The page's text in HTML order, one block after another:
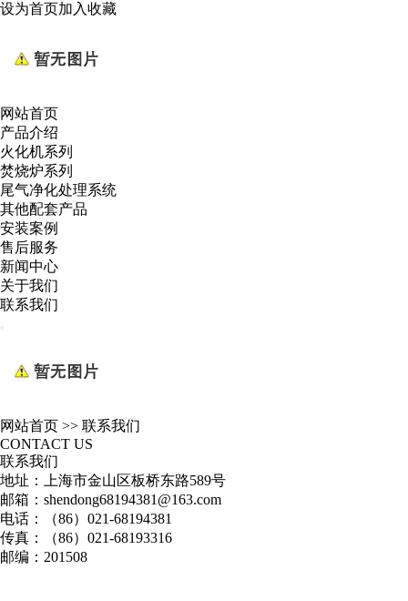
设为首页加入收藏
网站首页
产品介绍
火化机系列
焚烧炉系列
尾气净化处理系统
其他配套产品
安装案例
售后服务
新闻中心
关于我们
联系我们
网站首页 >> 联系我们
CONTACT US
联系我们
地址：上海市金山区板桥东路589号
邮箱：shendong68194381@163.com
电话：（86）021-68194381
传真：（86）021-68193316
邮编：201508